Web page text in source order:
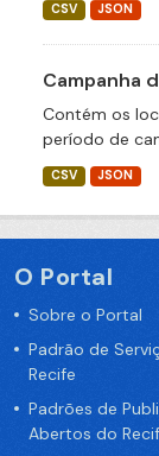
CSV JSON
Campanha
Contém os
período de
CSV JSON
O Portal
Sobre o Portal
Padrão de
Recife
Padrões de
Abertos do